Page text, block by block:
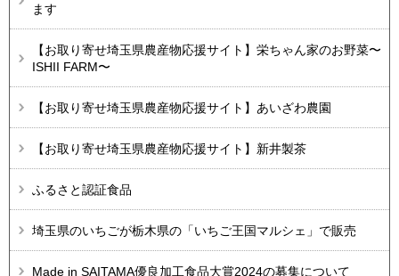
ます
【お取り寄せ埼玉県農産物応援サイト】栄ちゃん家のお野菜〜
ISHII FARM〜
【お取り寄せ埼玉県農産物応援サイト】あいざわ農園
【お取り寄せ埼玉県農産物応援サイト】新井製茶
ふるさと認証食品
埼玉県のいちごが栃木県の「いちご王国マルシェ」で販売
Made in SAITAMA優良加工食品大賞2024の募集について